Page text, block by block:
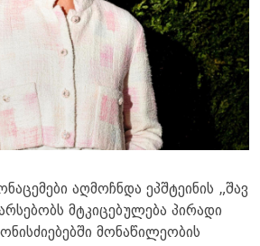
აღმოჩნდა ეპშტეინის „შავ
მტკიცებულება პირადი
მონაწილეობის